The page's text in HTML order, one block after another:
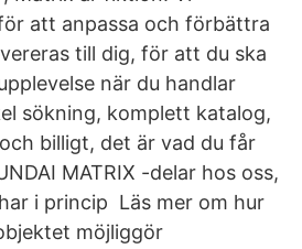
att anpassa och förbättra
till dig, för att du ska
när du handlar
sökning, komplett katalog,
billigt, det är vad du får
MATRIX -delar hos oss,
i princip Läs mer om hur
möjliggör